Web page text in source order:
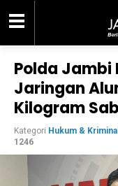
Polda Jambi
Jaringan
Kilogram
Kategori Hukum & Kriminal
1246